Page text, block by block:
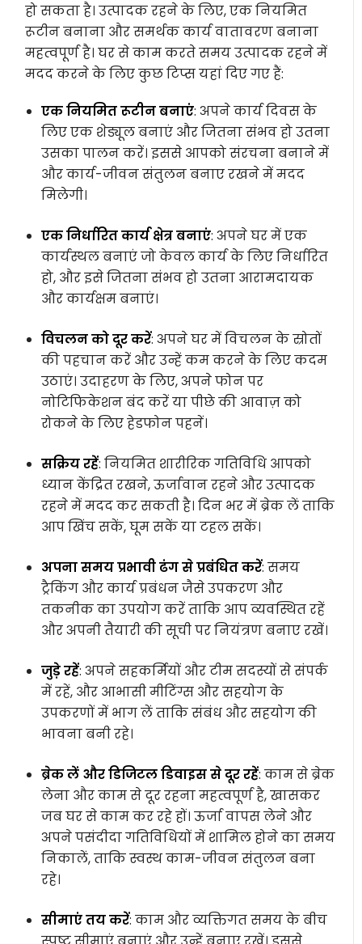
हो सकता है। उत्पादक रहने के लिए, एक नियमित
रूटीन बनाना और समर्थक कार्य वातावरण बनाना
महत्वपूर्ण है। घर से काम करते समय उत्पादक रहने में
मदद करने के लिए कुछ टिप्स यहां दिए गए हैं:
एक नियमित रूटीन बनाएं: अपने कार्य दिवस के
लिए एक शेड्यूल बनाएं और जितना संभव हो उतना
उसका पालन करें। इससे आपको संरचना बनाने में
और कार्य-जीवन संतुलन बनाए रखने में मदद
मिलेगी।
एक निर्धारित कार्य क्षेत्र बनाएं: अपने घर में एक
कार्यस्थल बनाएं जो केवल कार्य के लिए निर्धारित
हो, और इसे जितना संभव हो उतना आरामदायक
और कार्यक्षम बनाएं।
विचलन को दूर करें: अपने घर में विचलन के स्रोतों
की पहचान करें और उन्हें कम करने के लिए कदम
उठाएं। उदाहरण के लिए, अपने फोन पर
नोटिफिकेशन बंद करें या पीछे की आवाज़ को
रोकने के लिए हेडफोन पहनें।
सक्रिय रहें: नियमित शारीरिक गतिविधि आपको
ध्यान केंद्रित रखने, ऊर्जावान रहने और उत्पादक
रहने में मदद कर सकती है। दिन भर में ब्रेक लें ताकि
आप खिंच सकें, घूम सकें या टहल सकें।
अपना समय प्रभावी ढंग से प्रबंधित करें: समय
ट्रैकिंग और कार्य प्रबंधन जैसे उपकरण और
तकनीक का उपयोग करें ताकि आप व्यवस्थित रहें
और अपनी तैयारी की सूची पर नियंत्रण बनाए रखें।
जुड़े रहें: अपने सहकर्मियों और टीम सदस्यों से संपर्क
में रहें, और आभासी मीटिंग्स और सहयोग के
उपकरणों में भाग लें ताकि संबंध और सहयोग की
भावना बनी रहे।
ब्रेक लें और डिजिटल डिवाइस से दूर रहें: काम से ब्रेक
लेना और काम से दूर रहना महत्वपूर्ण है, खासकर
जब घर से काम कर रहे हों। ऊर्जा वापस लेने और
अपने पसंदीदा गतिविधियों में शामिल होने का समय
निकालें, ताकि स्वस्थ काम-जीवन संतुलन बना
रहे।
सीमाएं तय करें: काम और व्यक्तिगत समय के बीच